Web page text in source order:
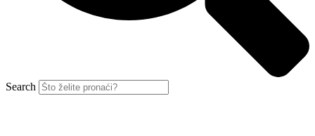
Search